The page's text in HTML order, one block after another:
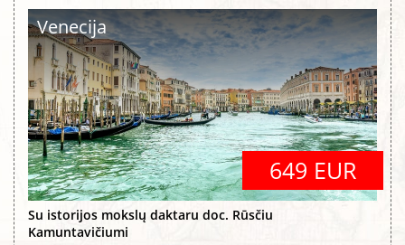
Venecija
649 EUR
Su istorijos mokslų daktaru doc. Rūsčiu
Kamuntavičiumi